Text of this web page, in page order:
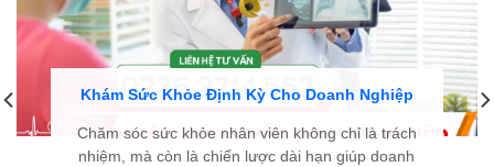
Khám Sức Khỏe Định Kỳ Cho Doanh Nghiệp
Chăm sóc sức khỏe nhân viên không chỉ là trách
nhiệm, mà còn là chiến lược dài hạn giúp doanh